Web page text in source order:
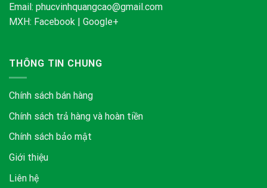
Email: phucvinhquangcao@gmail.com
MXH: Facebook | Google+
THÔNG TIN CHUNG
Chính sách bán hàng
Chính sách trả hàng và hoàn tiền
Chính sách bảo mật
Giới thiệu
Liên hệ